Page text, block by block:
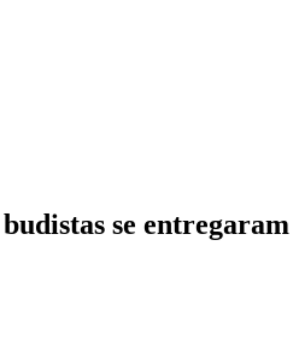
se entregaram